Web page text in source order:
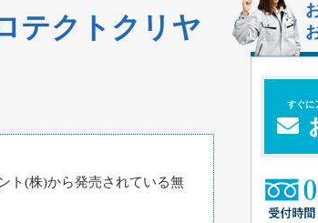
テクトクリヤ
ト(株)から発売されている無
すぐに